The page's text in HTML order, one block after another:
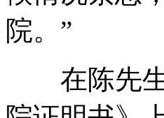
院。”
在陈先生